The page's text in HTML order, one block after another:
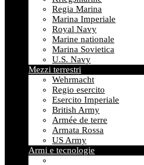
Regia Marina
Marina Imperiale
Royal Navy
Marine nationale
Marina Sovietica
U.S. Navy
Mezzi terrestri
Wehrmacht
Regio esercito
Esercito Imperiale
British Army
Armée de terre
Armata Rossa
US Army
Armi e tecnologie